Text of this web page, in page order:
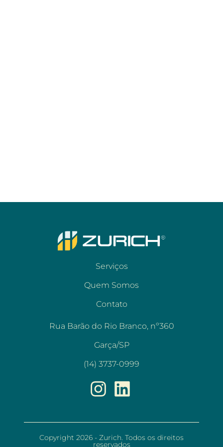
Serviços
Quem Somos
Contato
Rua Barão do Rio Branco, nº360
Garça/SP
(14) 3737-0999
Copyright 2026 - Zurich. Todos os direitos
reservados